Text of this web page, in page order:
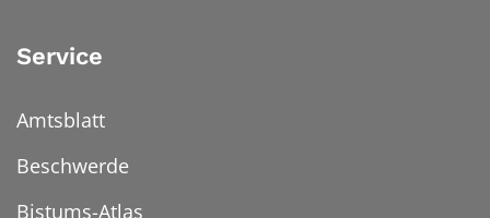
Service
Amtsblatt
Beschwerde
Bistums-Atlas